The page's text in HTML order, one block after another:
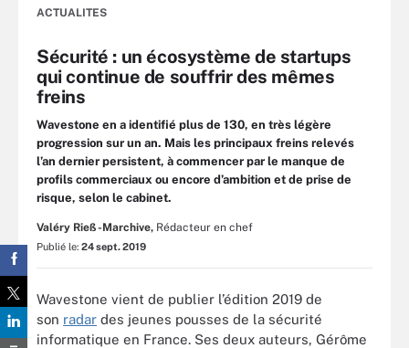
ACTUALITES
Sécurité : un écosystème de startups
qui continue de souffrir des mêmes
freins
Wavestone en a identifié plus de 130, en très légère
progression sur un an. Mais les principaux freins relevés
l’an dernier persistent, à commencer par le manque de
profils commerciaux ou encore d’ambition et de prise de
risque, selon le cabinet.
Valéry Rieß-Marchive, Rédacteur en chef
Publié le: 24 sept. 2019
Wavestone vient de publier l’édition 2019 de
son radar des jeunes pousses de la sécurité
informatique en France. Ses deux auteurs, Gérôme